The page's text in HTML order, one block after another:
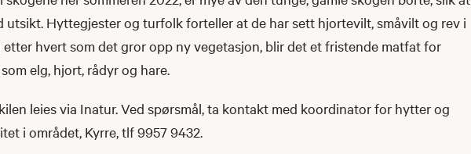
utsikt. Hyttegjester og turfolk forteller at de har sett hjortevilt, småvilt og rev i
etter hvert som det gror opp ny vegetasjon, blir det et fristende matfat for
elg, hjort, rådyr og hare.
leies via Inatur. Ved spørsmål, ta kontakt med koordinator for hytter og
i området, Kyrre, tlf 9957 9432.